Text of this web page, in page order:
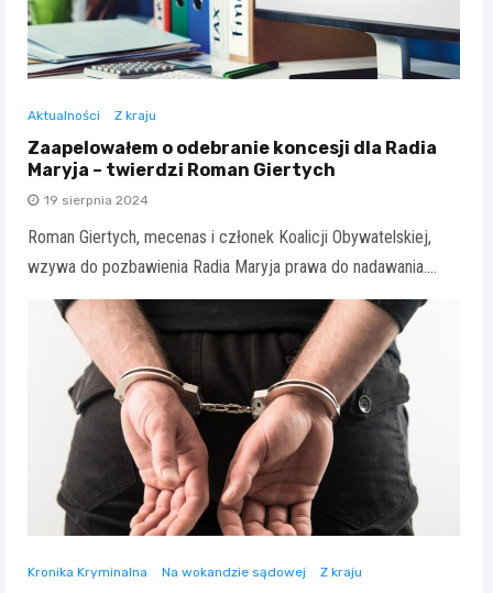
Aktualności Z kraju
Zaapelowałem o odebranie koncesji dla Radia
Maryja – twierdzi Roman Giertych
19 sierpnia 2024
Roman Giertych, mecenas i członek Koalicji Obywatelskiej,
wzywa do pozbawienia Radia Maryja prawa do nadawania.…
Kronika Kryminalna Na wokandzie sądowej Z kraju